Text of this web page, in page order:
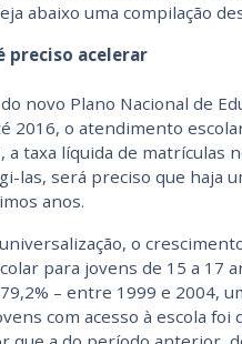
abaixo uma compilação
preciso acelerar
novo Plano Nacional de
2016, o atendimento
a taxa líquida de matrículas
las, será preciso que haja
anos.
o
para jovens de 15 a 17
– entre 1999 e 2004,
com acesso à escola foi